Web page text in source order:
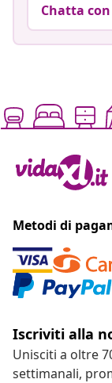
Chatta
Metodi di
Iscriviti alla
Unisciti a oltre
settimanali,